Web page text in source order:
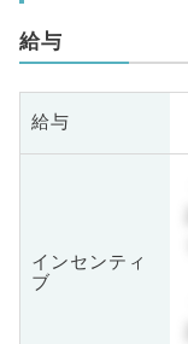
給与
給与
インセンティ
ブ